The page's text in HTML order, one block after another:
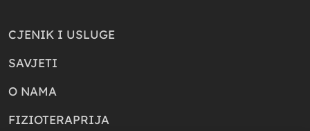
CJENIK I USLUGE
SAVJETI
O NAMA
FIZIOTERAPRIJA